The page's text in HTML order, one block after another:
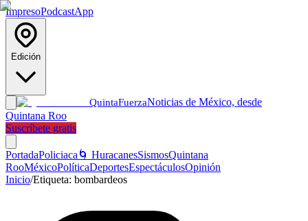
ImpresoPodcastApp
Edición
QuintaFuerzaNoticias de México, desde
Quintana Roo
Suscríbete gratis
PortadaPoliciaca 🌀 HuracanesSismosQuintana
RooMéxicoPolíticaDeportesEspectáculosOpinión
Inicio/Etiqueta: bombardeos